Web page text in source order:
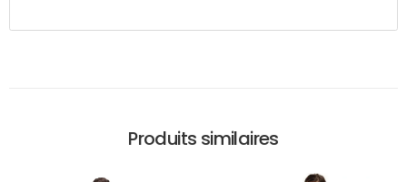
Produits similaires